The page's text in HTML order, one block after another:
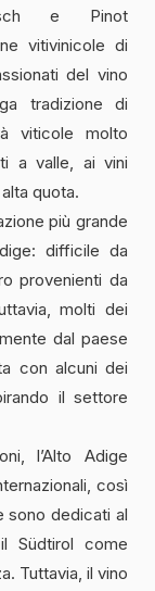
e Pinot
vitivinicole di
del vino
tradizione di
viticole molto
a valle, ai vini
quota.
più grande
difficile da
provenienti da
molti dei
dal paese
con alcuni dei
il settore
l’Alto Adige
così
sono dedicati al
Südtirol come
Tuttavia, il vino